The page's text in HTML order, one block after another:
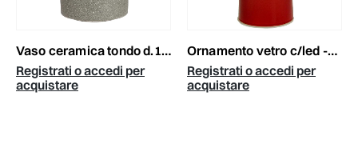
vaso ceramica tondo d.10 cm h.9 cm -era- verde
Registrati o accedi per
acquistare
ornamento vetro c/led -santa- d.10 cm h.17 cm rosso
Registrati o accedi per
acquistare